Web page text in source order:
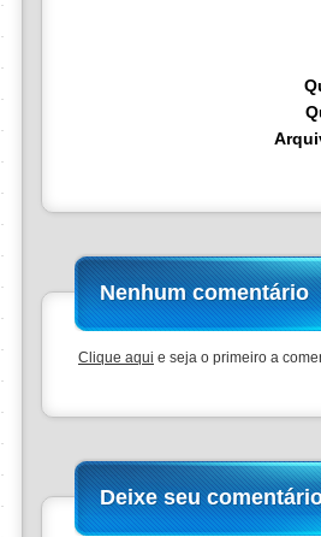
Nenhum comentário
Clique aqui e seja o primeiro a
Deixe seu